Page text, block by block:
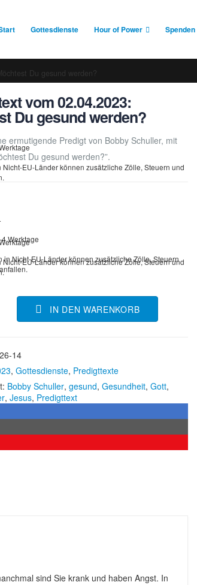
Gottesdienste Hour of Power Spenden
Du gesund werden?
vom 02.04.2023:
Du gesund werden?
Nicht-EU-Länder können zusätzliche Zölle, Steuern und
Nicht-EU-Länder können zusätzliche Zölle, Steuern und
ermutigende Predigt von Bobby Schuller, mit
Du gesund werden?”.
Werktage
in Nicht-EU-Länder können zusätzliche Zölle, Steuern
IN DEN WARENKORB
14
, Gottesdienste, Predigttexte
Bobby Schuller, gesund, Gesundheit, Gott,
, Jesus, Predigttext
sind Sie krank und haben Angst. In